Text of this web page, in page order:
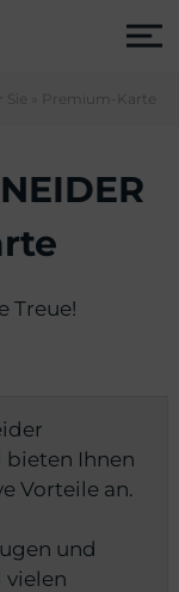
Premium-Karte
Treue!
bieten Ihnen
Vorteile an.
und
vielen